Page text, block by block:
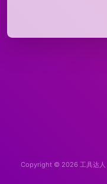
Copyright © 2026 工具达人